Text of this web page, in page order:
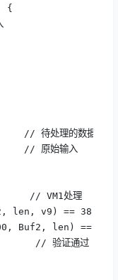
{
// 待处理的数据
// 原始输入
// VM1处理
v9) == 38 &&
Buf2, len) == 0)
// 验证通过